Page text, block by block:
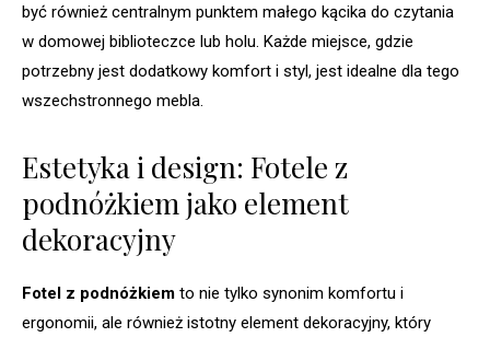
być również centralnym punktem małego kącika do czytania
w domowej biblioteczce lub holu. Każde miejsce, gdzie
potrzebny jest dodatkowy komfort i styl, jest idealne dla tego
wszechstronnego mebla.
Estetyka i design: Fotele z
podnóżkiem jako element
dekoracyjny
Fotel z podnóżkiem to nie tylko synonim komfortu i
ergonomii, ale również istotny element dekoracyjny, który